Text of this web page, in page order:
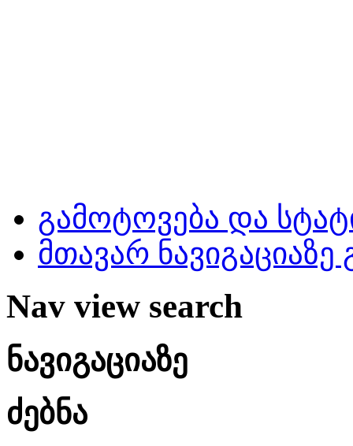
გამოტოვება და
მთავარ
Nav view search
ნავიგაციაზე
ძებნა